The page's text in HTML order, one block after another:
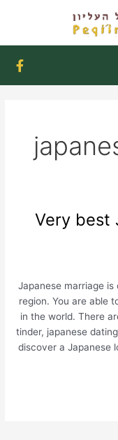
F
a
c
Very best
Japanese marriage
region. You are able
in the world. There
tinder, japanese
discover a Japanese